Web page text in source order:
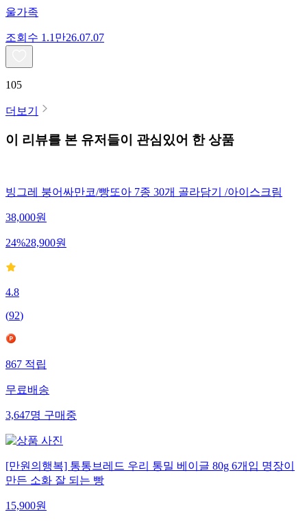
울가족
조회수 1.1만26.07.07
105
더보기
이 리뷰를 본 유저들이 관심있어 한 상품
빙그레 붕어싸만코/빵또아 7종 30개 골라담기 /아이스크림
38,000원
24%28,900원
4.8
(92)
867적립
무료배송
3,647명구매중
[만원의행복] 통통브레드 우리 통밀 베이글 80g 6개입 명장이
만든 소화 잘 되는 빵
15,900원